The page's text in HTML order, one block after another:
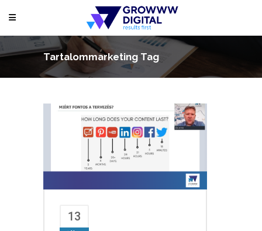
Tartalommarketing Tag
13